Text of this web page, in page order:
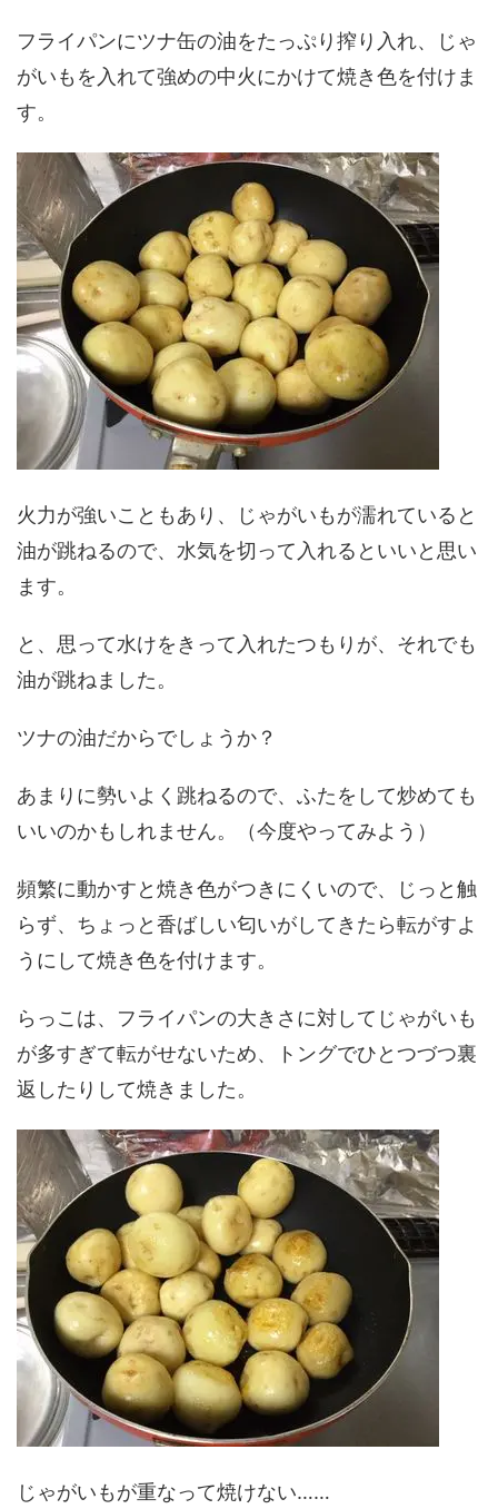
フライパンにツナ缶の油をたっぷり搾り入れ、じゃ
がいもを入れて強めの中火にかけて焼き色を付けま
す。
火力が強いこともあり、じゃがいもが濡れていると
油が跳ねるので、水気を切って入れるといいと思い
ます。
と、思って水けをきって入れたつもりが、それでも
油が跳ねました。
ツナの油だからでしょうか？
あまりに勢いよく跳ねるので、ふたをして炒めても
いいのかもしれません。（今度やってみよう）
頻繁に動かすと焼き色がつきにくいので、じっと触
らず、ちょっと香ばしい匂いがしてきたら転がすよ
うにして焼き色を付けます。
らっこは、フライパンの大きさに対してじゃがいも
が多すぎて転がせないため、トングでひとつづつ裏
返したりして焼きました。
じゃがいもが重なって焼けない……